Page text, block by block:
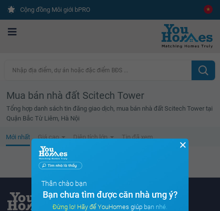
Cộng đồng Môi giới bPRO
Nhập địa điểm, dự án hoặc đặc điểm BĐS ...
Mua bán nhà đất Scitech Tower
Tổng hợp danh sách tin đăng giao dịch, mua bán nhà đất Scitech Tower tại
Quận Bắc Từ Liêm, Hà Nội
Mới nhất Giá cao Diện tích lớn Tin đã xem
Không tìm thấy tin bất động sản nào
✕
Thân chào bạn
Bạn chưa tìm được căn nhà ưng ý?
Đừng lo! Hãy để YouHomes giúp bạn nhé.